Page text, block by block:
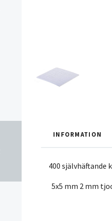
INFORMATION
400 självhäftande
5x5 mm 2 mm